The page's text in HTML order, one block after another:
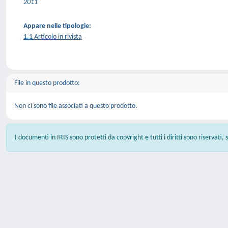
2011
Appare nelle tipologie:
1.1 Articolo in rivista
File in questo prodotto:
Non ci sono file associati a questo prodotto.
I documenti in IRIS sono protetti da copyright e tutti i diritti sono riservati,